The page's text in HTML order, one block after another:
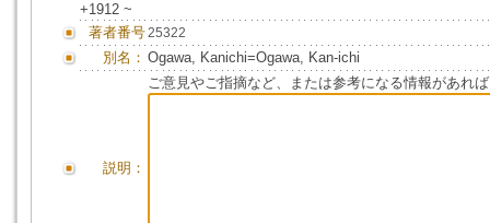
+1912 ~
著者番号25322
別名： Ogawa, Kanichi=Ogawa, Kan-ichi
説明：
ご意見やご指摘など、または参考になる情報があれ